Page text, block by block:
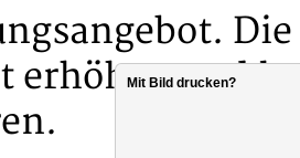
erhöhen und
Mit Bild drucken?